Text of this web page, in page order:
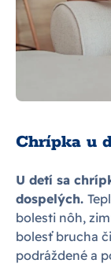
Chrípka u
U detí sa
dospelých.
bolesti nôh,
bolesť brucha
podráždené a